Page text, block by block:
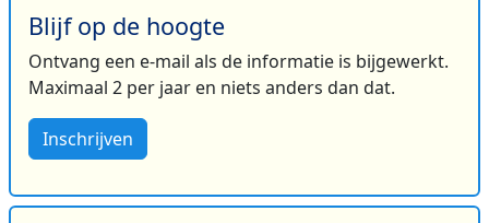
Blijf op de hoogte
Ontvang een e-mail als de informatie is bijgewerkt.
Maximaal 2 per jaar en niets anders dan dat.
Inschrijven